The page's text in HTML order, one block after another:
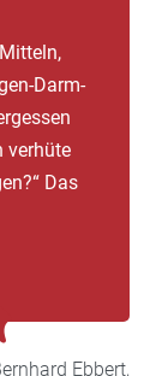
Darm-
verhüte
Das
Ebbert,